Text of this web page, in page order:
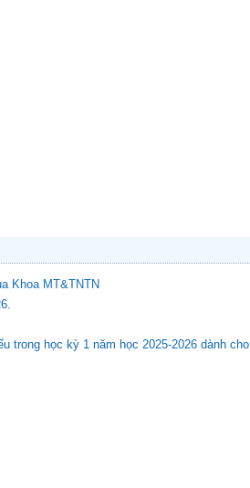
Khoa MT&TNTN
trong học kỳ 1 năm học 2025-2026 dành cho